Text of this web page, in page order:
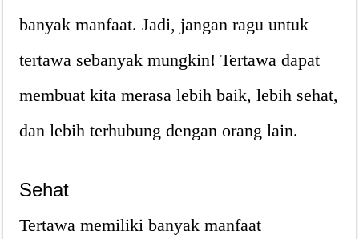
banyak manfaat. Jadi, jangan ragu untuk
tertawa sebanyak mungkin! Tertawa dapat
membuat kita merasa lebih baik, lebih sehat,
dan lebih terhubung dengan orang lain.
Sehat
Tertawa memiliki banyak manfaat